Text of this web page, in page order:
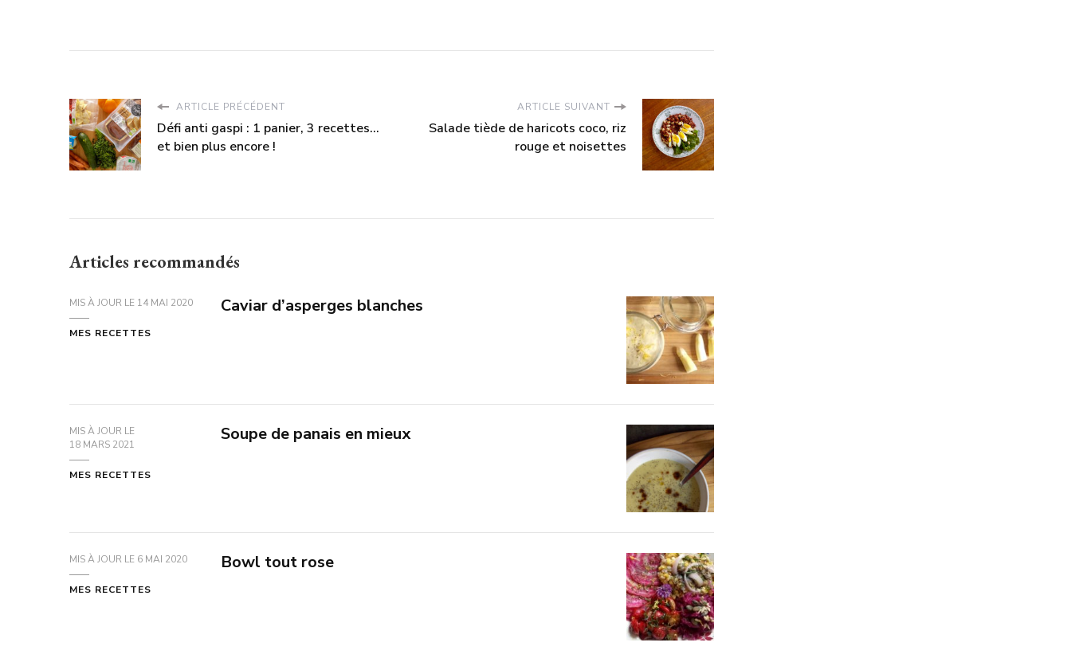
ARTICLE PRÉCÉDENT
Défi anti gaspi : 1 panier, 3 recettes...
et bien plus encore !
ARTICLE SUIVANT
Salade tiède de haricots coco, riz
rouge et noisettes
Articles recommandés
MIS À JOUR LE 14 MAI 2020
MES RECETTES
Caviar d’asperges blanches
MIS À JOUR LE
18 MARS 2021
MES RECETTES
Soupe de panais en mieux
MIS À JOUR LE 6 MAI 2020
MES RECETTES
Bowl tout rose